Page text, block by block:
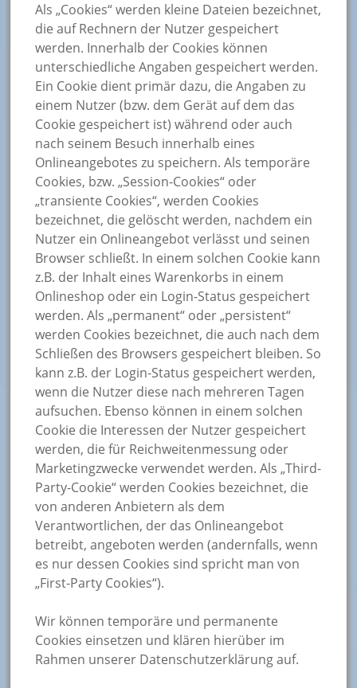
Als „Cookies“ werden kleine Dateien bezeichnet,
die auf Rechnern der Nutzer gespeichert
werden. Innerhalb der Cookies können
unterschiedliche Angaben gespeichert werden.
Ein Cookie dient primär dazu, die Angaben zu
einem Nutzer (bzw. dem Gerät auf dem das
Cookie gespeichert ist) während oder auch
nach seinem Besuch innerhalb eines
Onlineangebotes zu speichern. Als temporäre
Cookies, bzw. „Session-Cookies“ oder
„transiente Cookies“, werden Cookies
bezeichnet, die gelöscht werden, nachdem ein
Nutzer ein Onlineangebot verlässt und seinen
Browser schließt. In einem solchen Cookie kann
z.B. der Inhalt eines Warenkorbs in einem
Onlineshop oder ein Login-Status gespeichert
werden. Als „permanent“ oder „persistent“
werden Cookies bezeichnet, die auch nach dem
Schließen des Browsers gespeichert bleiben. So
kann z.B. der Login-Status gespeichert werden,
wenn die Nutzer diese nach mehreren Tagen
aufsuchen. Ebenso können in einem solchen
Cookie die Interessen der Nutzer gespeichert
werden, die für Reichweitenmessung oder
Marketingzwecke verwendet werden. Als „Third-
Party-Cookie“ werden Cookies bezeichnet, die
von anderen Anbietern als dem
Verantwortlichen, der das Onlineangebot
betreibt, angeboten werden (andernfalls, wenn
es nur dessen Cookies sind spricht man von
„First-Party Cookies“).
Wir können temporäre und permanente
Cookies einsetzen und klären hierüber im
Rahmen unserer Datenschutzerklärung auf.